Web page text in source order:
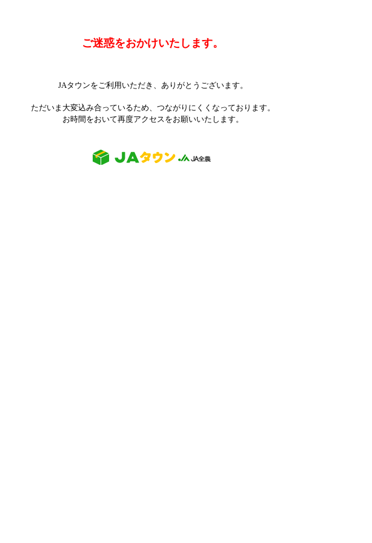
ご迷惑をおかけいたします。
JAタウンをご利用いただき、ありがとうございます。
ただいま大変込み合っているため、つながりにくくなっております。
お時間をおいて再度アクセスをお願いいたします。